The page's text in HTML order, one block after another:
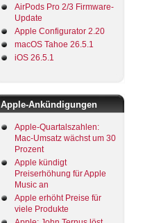
AirPods Pro 2/3 Firmware-
Update
Apple Configurator 2.20
macOS Tahoe 26.5.1
iOS 26.5.1
Apple-Ankündigungen
Apple-Quartalszahlen:
Mac-Umsatz wächst um 30
Prozent
Apple kündigt
Preiserhöhung für Apple
Music an
Apple erhöht Preise für
viele Produkte